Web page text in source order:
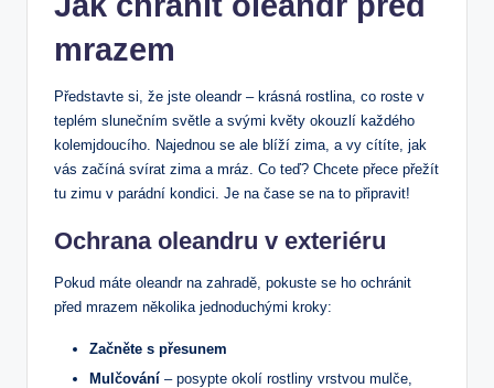
mrazem
Představte si, že jste oleandr – krásná rostlina, co roste v
teplém slunečním světle a svými květy okouzlí každého
kolemjdoucího. ‍Najednou se ale blíží zima, a ‍vy cítíte, ⁣jak⁣
vás začíná⁣ svírat‌ zima a ⁣mráz. ⁣Co teď? Chcete přece přežít
tu ‍zimu v ⁢parádní kondici.⁤ Je ‌na ​čase se na to ⁣připravit!
Ochrana oleandru v exteriéru
Pokud ⁣máte‍ oleandr na ⁣zahradě, pokuste se ho⁤ ochránit⁤
před mrazem několika jednoduchými kroky:
Začněte⁤ s ​přesunem
Mulčování – posypte okolí rostliny vrstvou mulče,